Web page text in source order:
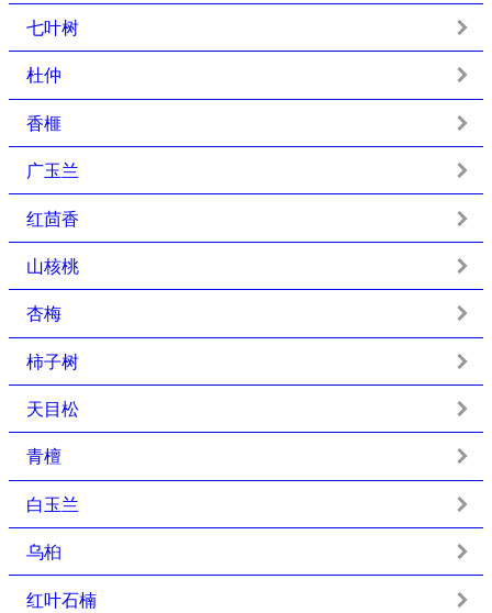
七叶树
杜仲
香榧
广玉兰
红茴香
山核桃
杏梅
柿子树
天目松
青檀
白玉兰
乌桕
红叶石楠